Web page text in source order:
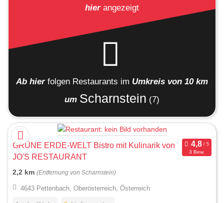
hierangezeigt
Ab hier folgen Restaurants im Umkreis von 10 km
um Scharnstein (7)
GRÜNE ERDE-WELT Bistro mit Kulinarik von
JO'S RESTAURANT
3 Bew.
2,2 km (Entfernung von Scharnstein)
4643 Pettenbach, Oberösterreich, Österreich